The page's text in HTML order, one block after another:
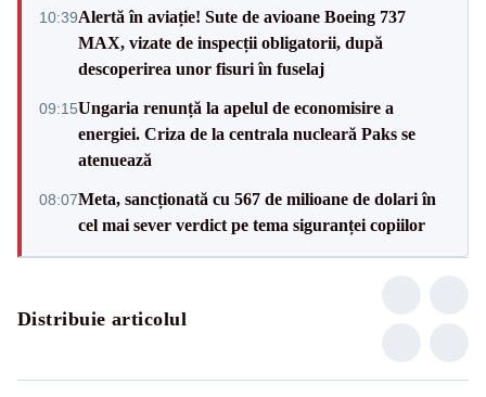
10:39Alertă în aviație! Sute de avioane Boeing 737
MAX, vizate de inspecții obligatorii, după
descoperirea unor fisuri în fuselaj
09:15Ungaria renunță la apelul de economisire a
energiei. Criza de la centrala nucleară Paks se
atenuează
08:07Meta, sancționată cu 567 de milioane de dolari în
cel mai sever verdict pe tema siguranței copiilor
Distribuie articolul